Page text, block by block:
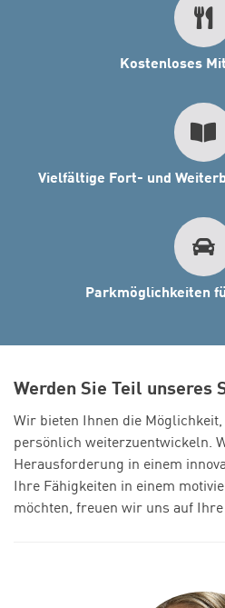
Kostenloses
Vielfältige Fort- und
Parkmöglichkeiten
Werden Sie Teil unseres
Wir bieten Ihnen die
persönlich weiterzuentwickeln.
Herausforderung in einem
Ihre Fähigkeiten in einem
möchten, freuen wir uns auf